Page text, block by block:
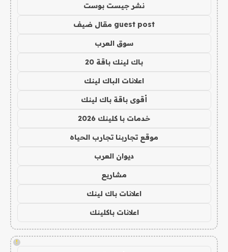
نشر جيست بوست
guest post مقال ضيف
سوق العرب
باك لينك باقة 20
اعلانات الباك لينك
أقوى باقة باك لينك
خدمات با كلينك 2026
موقع تجاربنا تجارب الحياه
ديوان العرب
مشاريع
اعلانات باك لينك
اعلانات باكلينك
!